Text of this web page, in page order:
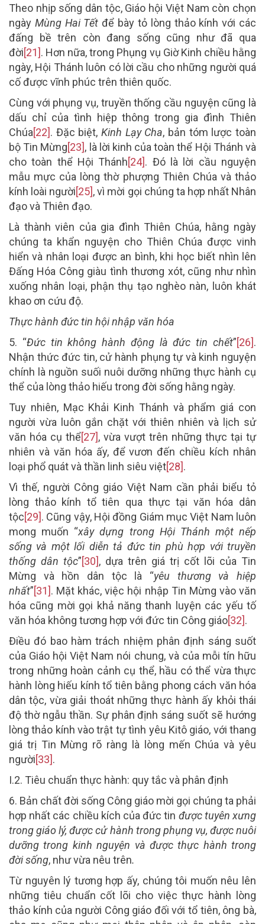
Theo nhịp sống dân tộc, Giáo hội Việt Nam còn chọn
ngày Mùng Hai Tết để bày tỏ lòng thảo kính với các
đấng bề trên còn đang sống cũng như đã qua
đời[21]. Hơn nữa, trong Phụng vụ Giờ Kinh chiều hằng
ngày, Hội Thánh luôn có lời cầu cho những người quá
cố được vĩnh phúc trên thiên quốc.
Cùng với phụng vụ, truyền thống cầu nguyện cũng là
dấu chỉ của tình hiệp thông trong gia đình Thiên
Chúa[22]. Đặc biệt, Kinh Lạy Cha, bản tóm lược toàn
bộ Tin Mừng[23], là lời kinh của toàn thể Hội Thánh và
cho toàn thể Hội Thánh[24]. Đó là lời cầu nguyện
mẫu mực của lòng thờ phượng Thiên Chúa và thảo
kính loài người[25], vì mời gọi chúng ta hợp nhất Nhân
đạo và Thiên đạo.
Là thành viên của gia đình Thiên Chúa, hằng ngày
chúng ta khẩn nguyện cho Thiên Chúa được vinh
hiển và nhân loại được an bình, khi học biết nhìn lên
Đấng Hóa Công giàu tình thương xót, cũng như nhìn
xuống nhân loại, phận thụ tạo nghèo nàn, luôn khát
khao ơn cứu độ.
Thực hành đức tin hội nhập văn hóa
5. “Đức tin không hành động là đức tin chết”[26].
Nhận thức đức tin, cử hành phụng tự và kinh nguyện
chính là nguồn suối nuôi dưỡng những thực hành cụ
thể của lòng thảo hiếu trong đời sống hằng ngày.
Tuy nhiên, Mạc Khải Kinh Thánh và phẩm giá con
người vừa luôn gắn chặt với thiên nhiên và lịch sử
văn hóa cụ thể[27], vừa vượt trên những thực tại tự
nhiên và văn hóa ấy, để vươn đến chiều kích nhân
loại phổ quát và thần linh siêu việt[28].
Vì thế, người Công giáo Việt Nam cần phải biểu tỏ
lòng thảo kính tổ tiên qua thực tại văn hóa dân
tộc[29]. Cũng vậy, Hội đồng Giám mục Việt Nam luôn
mong muốn “xây dựng trong Hội Thánh một nếp
sống và một lối diễn tả đức tin phù hợp với truyền
thống dân tộc”[30], dựa trên giá trị cốt lõi của Tin
Mừng và hồn dân tộc là “yêu thương và hiệp
nhất”[31]. Mặt khác, việc hội nhập Tin Mừng vào văn
hóa cũng mời gọi khả năng thanh luyện các yếu tố
văn hóa không tương hợp với đức tin Công giáo[32].
Điều đó bao hàm trách nhiệm phân định sáng suốt
của Giáo hội Việt Nam nói chung, và của mỗi tín hữu
trong những hoàn cảnh cụ thể, hầu có thể vừa thực
hành lòng hiếu kính tổ tiên bằng phong cách văn hóa
dân tộc, vừa giải thoát những thực hành ấy khỏi thái
độ thờ ngẫu thần. Sự phân định sáng suốt sẽ hướng
lòng thảo kính vào trật tự tình yêu Kitô giáo, với thang
giá trị Tin Mừng rõ ràng là lòng mến Chúa và yêu
người[33].
I.2. Tiêu chuẩn thực hành: quy tắc và phân định
6. Bản chất đời sống Công giáo mời gọi chúng ta phải
hợp nhất các chiều kích của đức tin được tuyên xưng
trong giáo lý, được cử hành trong phụng vụ, được nuôi
dưỡng trong kinh nguyện và được thực hành trong
đời sống, như vừa nêu trên.
Từ nguyên lý tương hợp ấy, chúng tôi muốn nêu lên
những tiêu chuẩn cốt lõi cho việc thực hành lòng
thảo kính của người Công giáo đối với tổ tiên, ông bà,